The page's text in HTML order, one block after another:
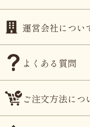
運営会社につい
よくある質問
ご注文方法につ